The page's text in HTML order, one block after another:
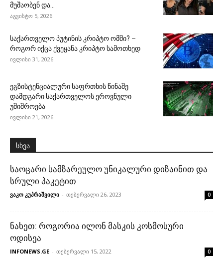
მუშაობენ და...
აგვისტო 5, 2026
საქართველო პუტინის კრიპტო ომში? –
როგორ იქცა ქვეყანა კრიპტო სამოთხედ
ივლისი 31, 2026
ეგზისტენციალური საფრთხის წინაშე
დამდგარი საქართველოს ეროვნული
უშიშროება
ივლისი 21, 2026
სხვა
საოცარი სამზარეულო უნიკალური დიზაინით და
სრული პაკეტით
ვაკო კუპრაშვილი - თებერვალი 26, 2023 0
ნახეთ: როგორია ილონ მასკის კოსმოსური
ოდისეა
INFONEWS.GE - თებერვალი 15, 2022 0